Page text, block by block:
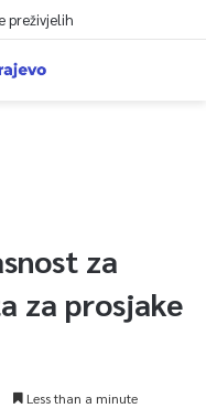
za
za prosjake
Less than a minute